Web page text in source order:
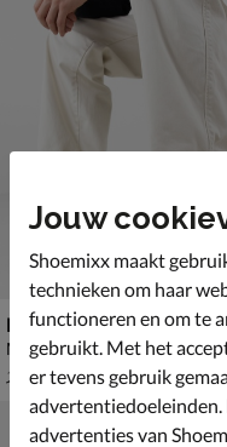
Nelson
Mocassins & loafers - cognac
van € 129,99 voor € 90,99
129,99 90,99
Jouw
Shoemixx maakt
technieken om haar
functioneren en om te
gebruikt. Met het
er tevens gebruik
advertenties van